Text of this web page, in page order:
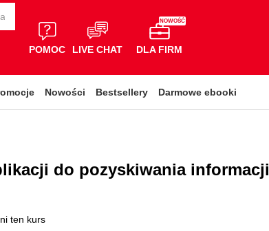
POMOC LIVE CHAT
NOWOŚĆ
DLA FIRM
Nowości Bestsellery Darmowe ebooki
do pozyskiwania informacji
ten kurs